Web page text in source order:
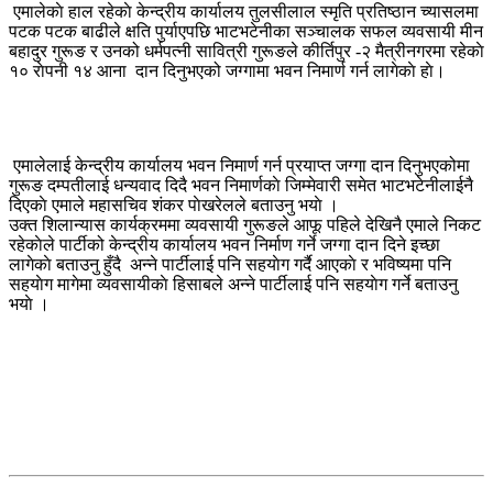
एमालेकाे हाल रहेकाे केन्द्रीय कार्यालय तुलसीलाल स्मृति प्रतिष्ठान च्यासलमा
पटक पटक बाढीले क्षति पुर्याएपछि भाटभटेनीका सञ्चालक सफल व्यवसायी मीन
बहादुर गुरूङ र उनको धर्मपत्नी सावित्री गुरूङले कीर्तिपुर -२ मैत्रीनगरमा रहेकाे
१० राेपनी १४ आना दान दिनुभएको जग्गामा भवन निमार्ण गर्न लागेकाे हाे।
एमालेलाई केन्द्रीय कार्यालय भवन निमार्ण गर्न प्रयाप्त जग्गा दान दिनुभएकोमा
गुरूङ दम्पतीलाई धन्यवाद दिदै भवन निमार्णकाे जिम्मेवारी समेत भाटभटेनीलाईनै
दिएकाे एमाले महासचिव शंकर पाेखरेलले बताउनु भयाे ।
उक्त शिलान्यास कार्यक्रममा व्यवसायी गुरूङले आफू पहिले देखिनै एमाले निकट
रहेकाेले पार्टीको केन्द्रीय कार्यालय भवन निर्माण गर्ने जग्गा दान दिने इच्छा
लागेकाे बताउनु हुँदै अन्ने पार्टीलाई पनि सहयाेग गर्दै आएकाे र भविष्यमा पनि
सहयाेग मागेमा व्यवसायीकाे हिसाबले अन्ने पार्टीलाई पनि सहयाेग गर्ने बताउनु
भयाे ।